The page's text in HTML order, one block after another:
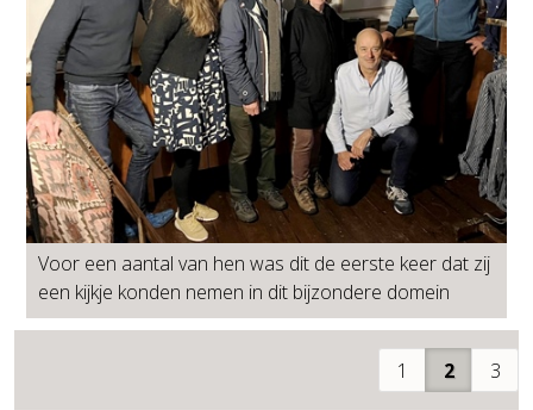
Voor een aantal van hen was dit de eerste keer dat zij
een kijkje konden nemen in dit bijzondere domein
1 2 3